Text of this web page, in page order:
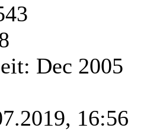
Dec 2005
16:56